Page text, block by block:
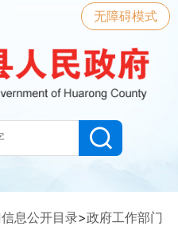
无障碍模式
息公开目录>政府工作部门